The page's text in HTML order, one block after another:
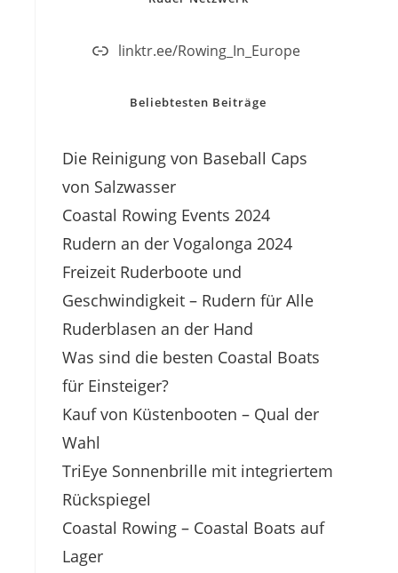
linktr.ee/Rowing_In_Europe
Beliebtesten Beiträge
Die Reinigung von Baseball Caps
von Salzwasser
Coastal Rowing Events 2024
Rudern an der Vogalonga 2024
Freizeit Ruderboote und
Geschwindigkeit – Rudern für Alle
Ruderblasen an der Hand
Was sind die besten Coastal Boats
für Einsteiger?
Kauf von Küstenbooten – Qual der
Wahl
TriEye Sonnenbrille mit integriertem
Rückspiegel
Coastal Rowing – Coastal Boats auf
Lager